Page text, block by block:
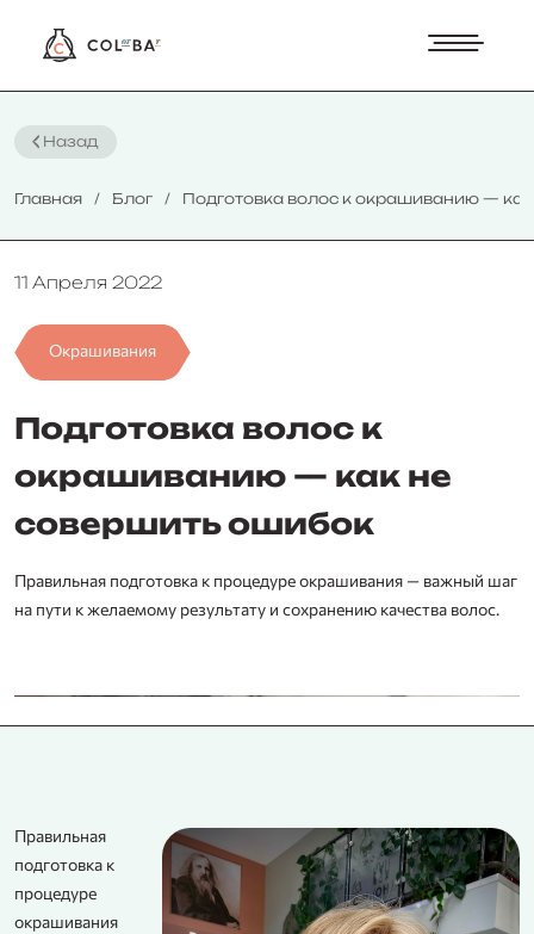
Назад
Главная Блог Подготовка волос к окрашиванию —
Окрашивания
11 Апреля 2022
Подготовка волос к
окрашиванию — как не
совершить ошибок
Правильная подготовка к процедуре окрашивания — важный шаг
на пути к желаемому результату и сохранению качества волос.
Правильная
подготовка к
процедуре
окрашивания